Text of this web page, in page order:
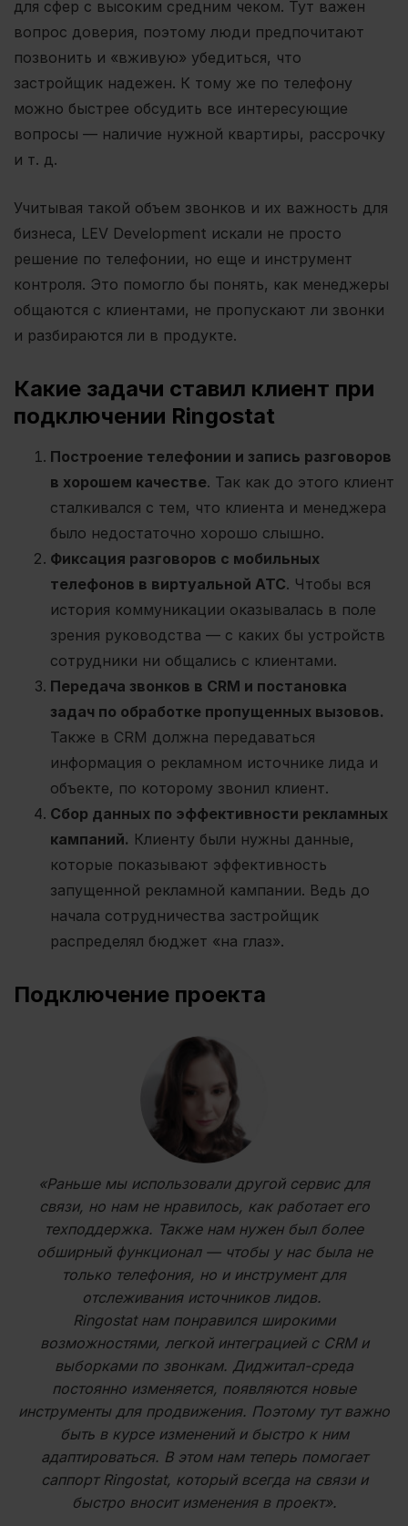
для сфер с высоким средним чеком. Тут важен
вопрос доверия, поэтому люди предпочитают
позвонить и «вживую» убедиться, что
застройщик надежен. К тому же по телефону
можно быстрее обсудить все интересующие
вопросы — наличие нужной квартиры, рассрочку
и т. д.
Учитывая такой объем звонков и их важность для
бизнеса, LEV Development искали не просто
решение по телефонии, но еще и инструмент
контроля. Это помогло бы понять, как менеджеры
общаются с клиентами, не пропускают ли звонки
и разбираются ли в продукте.
Какие задачи ставил клиент при
подключении Ringostat
Построение телефонии и запись разговоров
в хорошем качестве. Так как до этого клиент
сталкивался с тем, что клиента и менеджера
было недостаточно хорошо слышно.
Фиксация разговоров с мобильных
телефонов в виртуальной АТС. Чтобы вся
история коммуникации оказывалась в поле
зрения руководства — с каких бы устройств
сотрудники ни общались с клиентами.
Передача звонков в CRM и постановка
задач по обработке пропущенных вызовов.
Также в CRM должна передаваться
информация о рекламном источнике лида и
объекте, по которому звонил клиент.
Сбор данных по эффективности рекламных
кампаний. Клиенту были нужны данные,
которые показывают эффективность
запущенной рекламной кампании. Ведь до
начала сотрудничества застройщик
распределял бюджет «на глаз».
Подключение проекта
«Раньше мы использовали другой сервис для
связи, но нам не нравилось, как работает его
техподдержка. Также нам нужен был более
обширный функционал — чтобы у нас была не
только телефония, но и инструмент для
отслеживания источников лидов.
Ringostat нам понравился широкими
возможностями, легкой интеграцией с CRM и
выборками по звонкам. Диджитал-среда
постоянно изменяется, появляются новые
инструменты для продвижения. Поэтому тут важно
быть в курсе изменений и быстро к ним
адаптироваться. В этом нам теперь помогает
саппорт Ringostat, который всегда на связи и
быстро вносит изменения в проект».